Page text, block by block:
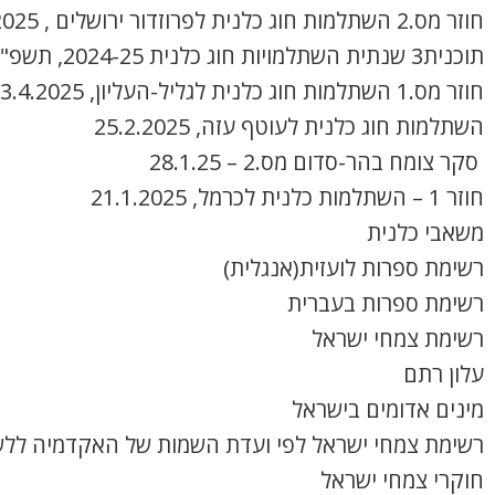
חוזר מס.2 השתלמות חוג כלנית לפרוזדור ירושלים , 8.4.2025
תוכנית3 שנתית השתלמויות חוג כלנית 2024-25, תשפ"ה
חוזר מס.1 השתלמות חוג כלנית לגליל-העליון, 3.4.2025
השתלמות חוג כלנית לעוטף עזה, 25.2.2025
סקר צומח בהר-סדום מס.2 – 28.1.25
חוזר 1 – השתלמות כלנית לכרמל, 21.1.2025
משאבי כלנית
רשימת ספרות לועזית(אנגלית)
רשימת ספרות בעברית
רשימת צמחי ישראל
עלון רתם
מינים אדומים בישראל
רשימת צמחי ישראל לפי ועדת השמות של האקדמיה
חוקרי צמחי ישראל